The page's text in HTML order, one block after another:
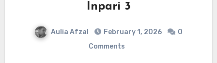
Inpari 3
Aulia Afzal February 1, 2026
0
Comments